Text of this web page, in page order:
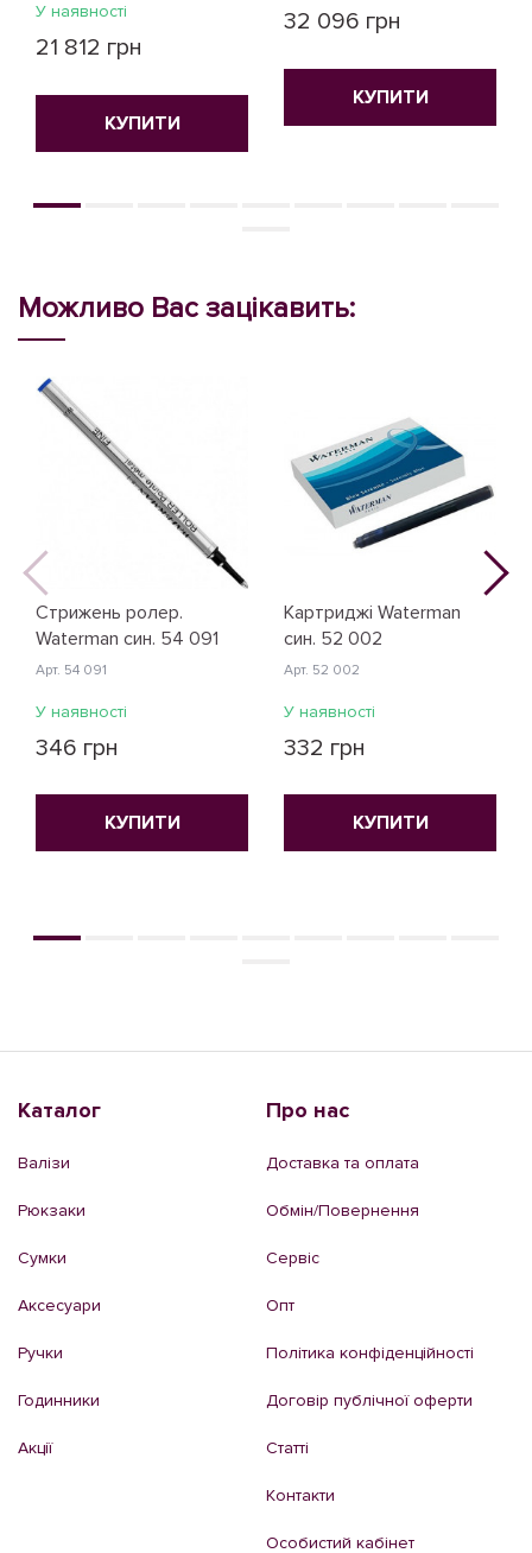
У наявності
21 812 грн
КУПИТИ
32 096 грн
КУПИТИ
Можливо Вас зацікавить:
Стрижень ролер.
Waterman син. 54 091
Арт. 54 091
У наявності
346 грн
КУПИТИ
Картриджі Waterman
син. 52 002
Арт. 52 002
У наявності
332 грн
КУПИТИ
Каталог
Валізи
Рюкзаки
Сумки
Аксесуари
Ручки
Годинники
Акції
Про нас
Доставка та оплата
Обмін/Повернення
Сервіс
Опт
Політика конфіденційності
Договір публічної оферти
Статті
Контакти
Особистий кабінет